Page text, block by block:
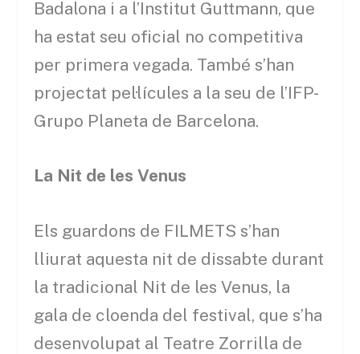
Badalona i a l’Institut Guttmann, que
ha estat seu oficial no competitiva
per primera vegada. També s’han
projectat pel·lícules a la seu de l’IFP-
Grupo Planeta de Barcelona.
La Nit de les Venus
Els guardons de FILMETS s’han
lliurat aquesta nit de dissabte durant
la tradicional Nit de les Venus, la
gala de cloenda del festival, que s’ha
desenvolupat al Teatre Zorrilla de